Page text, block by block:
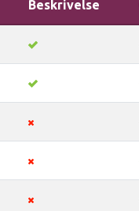
Beskrivelse